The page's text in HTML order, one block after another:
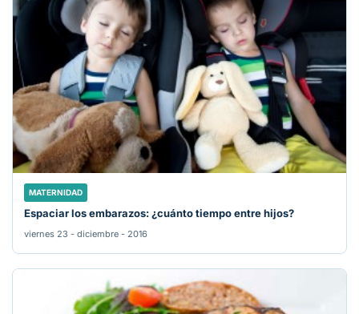
MATERNIDAD
Espaciar los embarazos: ¿cuánto tiempo entre hijos?
viernes 23 - diciembre - 2016